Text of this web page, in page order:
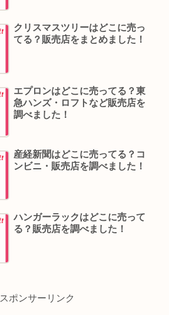
クリスマスツリーはどこに売っ
てる？販売店をまとめました！
エプロンはどこに売ってる？東
急ハンズ・ロフトなど販売店を
調べました！
産経新聞はどこに売ってる？コ
ンビニ・販売店を調べました！
ハンガーラックはどこに売って
る？販売店を調べました！
スポンサーリンク